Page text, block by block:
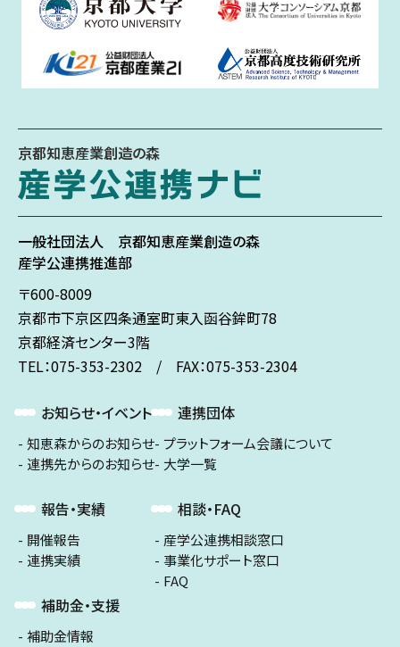
京都知恵産業創造の森
一般社団法人 京都知恵産業創造の森
産学公連携推進部
〒600-8009
京都市下京区四条通室町東入函谷鉾町78
京都経済センター3階
TEL：075-353-2302 / FAX：075-353-2304
お知らせ・イベント
知恵森からのお知らせ
連携先からのお知らせ
報告・実績
開催報告
連携実績
補助金・支援
補助金情報
連携団体
プラットフォーム会議について
大学一覧
相談・FAQ
産学公連携相談窓口
事業化サポート窓口
FAQ